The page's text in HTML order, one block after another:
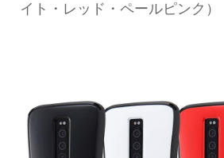
イト・レッド・ペールピンク）